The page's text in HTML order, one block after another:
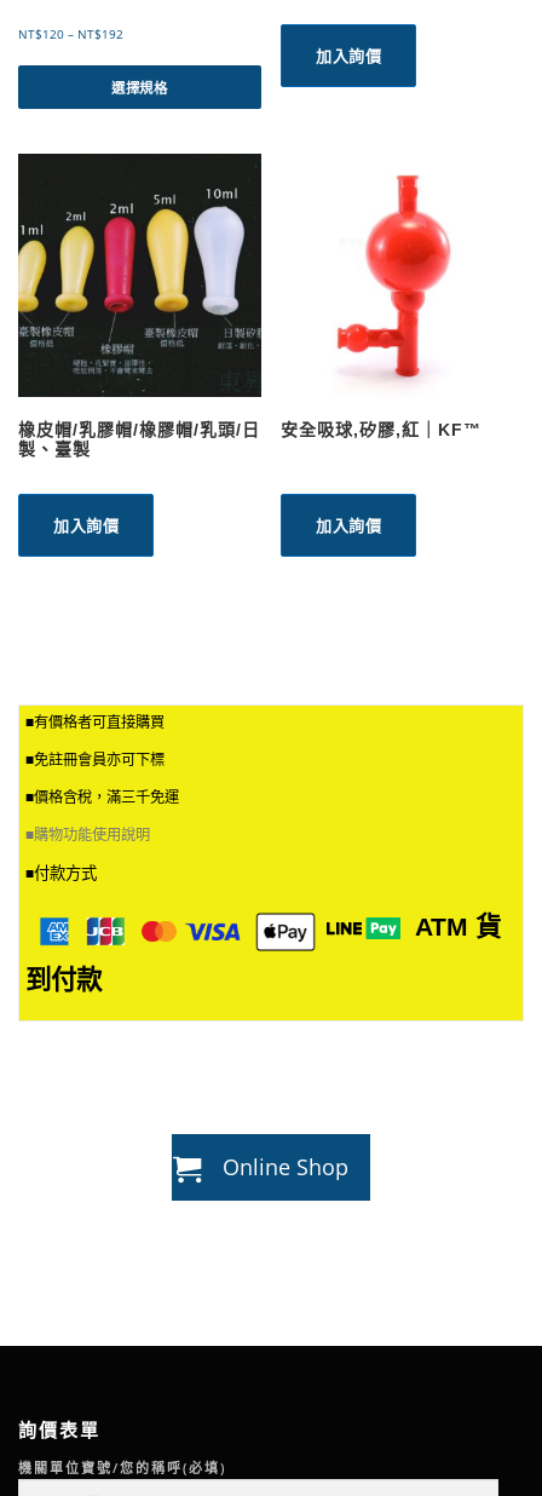
NT$120 – NT$192
圍
T
2
到
N
T
1
9
選擇規格
此
品
多
產
面
加入詢價
橡皮帽/乳膠帽/橡膠帽/乳頭/日
製、臺製
加入詢價
安全吸球,矽膠,紅｜KF™
加入詢價
■有價格者可直接購買
■免註冊會員亦可下標
■價格含稅，滿三千免運
■購物功能使用說明
■付款方式
ATM 貨
到付款
Online Shop
詢價表單
機關單位寶號/您的稱呼(必填)